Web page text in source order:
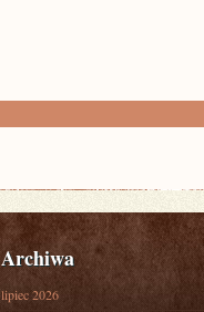
Archiwa
lipiec 2026